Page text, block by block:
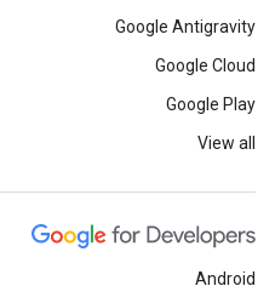
Google Antigravity
Google Cloud
Google Play
View all
Android